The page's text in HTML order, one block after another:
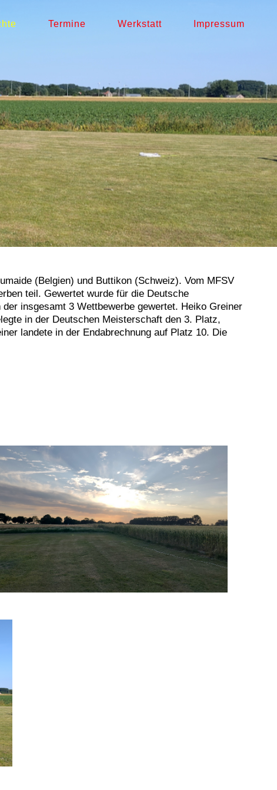
Termine Werkstatt Impressum
(Belgien) und Buttikon (Schweiz). Vom MFSV
teil. Gewertet wurde für die Deutsche
insgesamt 3 Wettbewerbe gewertet. Heiko Greiner
in der Deutschen Meisterschaft den 3. Platz,
landete in der Endabrechnung auf Platz 10. Die